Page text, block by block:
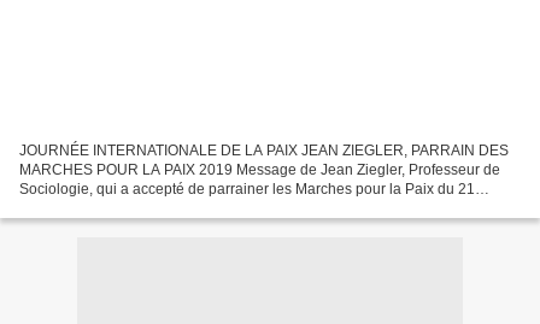
JOURNÉE INTERNATIONALE DE LA PAIX JEAN ZIEGLER, PARRAIN DES
MARCHES POUR LA PAIX 2019 Message de Jean Ziegler, Professeur de
Sociologie, qui a accepté de parrainer les Marches pour la Paix du 21